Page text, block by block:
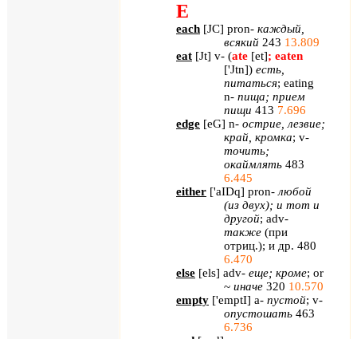
E
each [JC] pron- каждый,
всякий 243 13.809
eat [Jt] v- (ate [et]; eaten
['Jtn]) есть,
питаться; eating
n- пища; прием
пищи 413 7.696
edge [eG] n- острие, лезвие;
край, кромка; v-
точить;
окаймлять 483
6.445
either ['aIDq] pron- любой
(из двух); и тот и
другой; adv-
также (при
отриц.); и др. 480
6.470
else [els] adv- еще; кроме; or
~ иначе 320 10.570
empty ['emptI] a- пустой; v-
опустошать 463
6.736